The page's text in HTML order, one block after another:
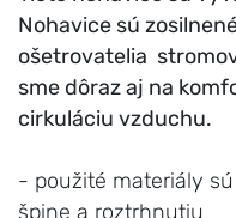
Nohavice sú
ošetrovatelia
sme dôraz aj na
cirkuláciu vzduchu.
- použité materiály
špine a roztrhnutiu